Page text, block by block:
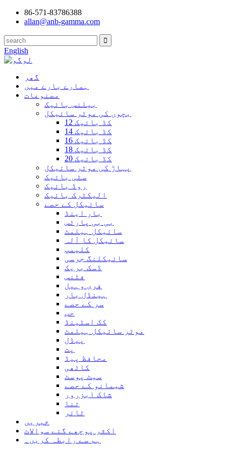
86-571-83786388
allan@anb-gamma.com
English
گھر
ہمارے بارے میں
مصنوعات
بیلنس بائیک
بچوں کی موٹر سائیکل
12 کڈ بائیک
14 کڈ بائیک
16 کڈ بائیک
18 کڈ بائیک
20 کڈ بائیک
پہاڑ کی موٹر سائیکل
سٹی بائیک
روڈ بائیک
الیکٹرک بائیک
سائیکل کے حصے
بار اینڈ
بی بی پارٹس
سائیکل ہیلمٹ
سائیکل کا آلہ
کلیمپ
سائیکلنگ جرسی
ڈسک بریک
فٹنس
فری وہیل
ہینڈل بار
سر کے حصے
حب
کک اسٹینڈ
موٹر سائیکل ہیلمٹ
پیڈل
پت
محافظ پیڈ
کاٹھی
سیٹ پوسٹ
شیمانو کے حصے
شاک ابزرور
تنا
ٹائر
خبریں
اکثر پوچھے گئے سوالات
ہم سے رابطہ کریں۔